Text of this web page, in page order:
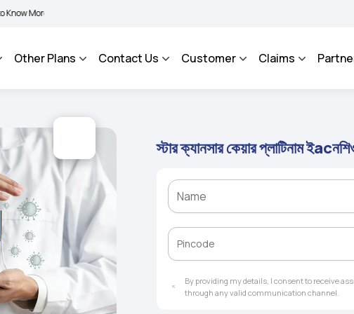
| BIMA BHAROSA - An Integrated Grievance Management System to facilitate the
Other Plans Contact Us Customer Claims
স্টার ক্যানসার কেয়ার প্লাটিনাম
By providing my details, I consent to receive
through any valid communication channel.